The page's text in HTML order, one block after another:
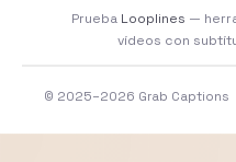
Prueba Looplines —
vídeos con
© 2025–2026 Grab Captions